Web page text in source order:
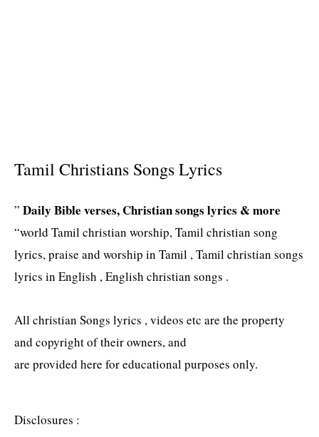
Tamil Christians Songs Lyrics
” Daily Bible verses, Christian songs lyrics & more
“world Tamil christian worship, Tamil christian song
lyrics, praise and worship in Tamil , Tamil christian songs
lyrics in English , English christian songs .
All christian Songs lyrics , videos etc are the property
and copyright of their owners, and
are provided here for educational purposes only.
Disclosures :